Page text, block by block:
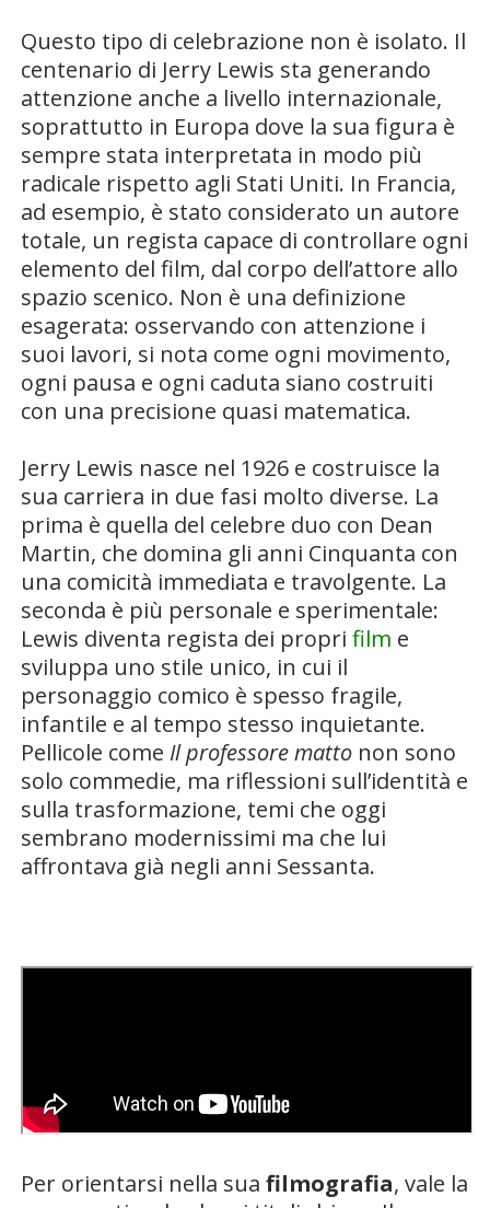
Questo tipo di celebrazione non è isolato. Il
centenario di Jerry Lewis sta generando
attenzione anche a livello internazionale,
soprattutto in Europa dove la sua figura è
sempre stata interpretata in modo più
radicale rispetto agli Stati Uniti. In Francia,
ad esempio, è stato considerato un autore
totale, un regista capace di controllare ogni
elemento del film, dal corpo dell’attore allo
spazio scenico. Non è una definizione
esagerata: osservando con attenzione i
suoi lavori, si nota come ogni movimento,
ogni pausa e ogni caduta siano costruiti
con una precisione quasi matematica.
Jerry Lewis nasce nel 1926 e costruisce la
sua carriera in due fasi molto diverse. La
prima è quella del celebre duo con Dean
Martin, che domina gli anni Cinquanta con
una comicità immediata e travolgente. La
seconda è più personale e sperimentale:
Lewis diventa regista dei propri film e
sviluppa uno stile unico, in cui il
personaggio comico è spesso fragile,
infantile e al tempo stesso inquietante.
Pellicole come Il professore mattonon sono
solo commedie, ma riflessioni sull’identità e
sulla trasformazione, temi che oggi
sembrano modernissimi ma che lui
affrontava già negli anni Sessanta.
Per orientarsi nella sua filmografia, vale la